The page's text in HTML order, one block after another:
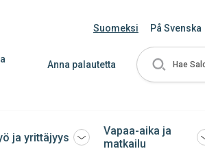
Suomeksi På Svenska
Anna palautetta Hae
ja yrittäjyys Avaa
Vapaa-aika ja
matkailu